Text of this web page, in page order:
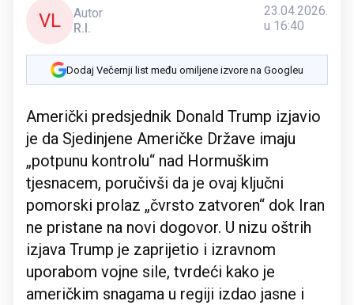
VL
Autor
R.I.
23.04.2026.
u 16:40
Dodaj Večernji list među omiljene izvore na Googleu
Američki predsjednik Donald Trump izjavio
je da Sjedinjene Američke Države imaju
„potpunu kontrolu“ nad Hormuškim
tjesnacem, poručivši da je ovaj ključni
pomorski prolaz „čvrsto zatvoren“ dok Iran
ne pristane na novi dogovor. U nizu oštrih
izjava Trump je zaprijetio i izravnom
uporabom vojne sile, tvrdeći kako je
američkim snagama u regiji izdao jasne i